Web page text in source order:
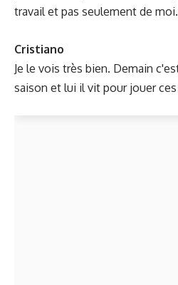
travail et pas seulement de
Cristiano
Je le vois très bien. Demain
saison et lui il vit pour jouer